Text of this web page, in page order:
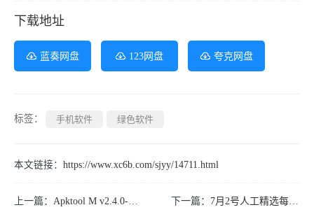
下载地址
蓝奏网盘 123网盘 夸克网盘
标签： 手机软件 绿色软件
本文链接： https://www.xc6b.com/sjyy/14711.html
上一篇： Apktool M v2.4.0-250627安卓反编译工具 下一篇： 7月2号人工精选每日必买好品